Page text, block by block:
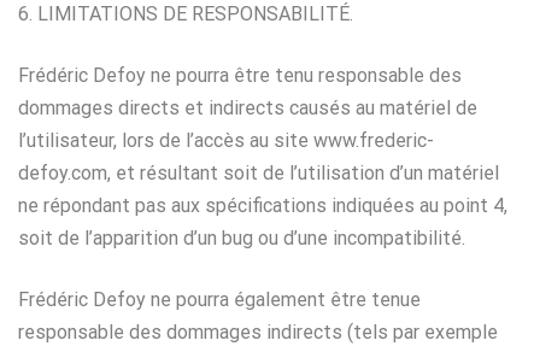
6. LIMITATIONS DE RESPONSABILITÉ.
Frédéric Defoy ne pourra être tenu responsable des
dommages directs et indirects causés au matériel de
l’utilisateur, lors de l’accès au site www.frederic-
defoy.com, et résultant soit de l’utilisation d’un matériel
ne répondant pas aux spécifications indiquées au point 4,
soit de l’apparition d’un bug ou d’une incompatibilité.
Frédéric Defoy ne pourra également être tenue
responsable des dommages indirects (tels par exemple